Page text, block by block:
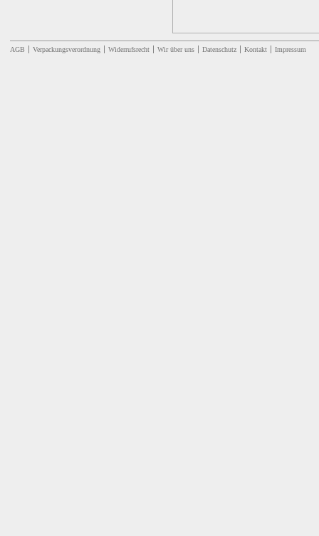
AGB Verpackungsverordnung Widerrufsrecht Wir über uns Datenschutz Kontakt Impressum